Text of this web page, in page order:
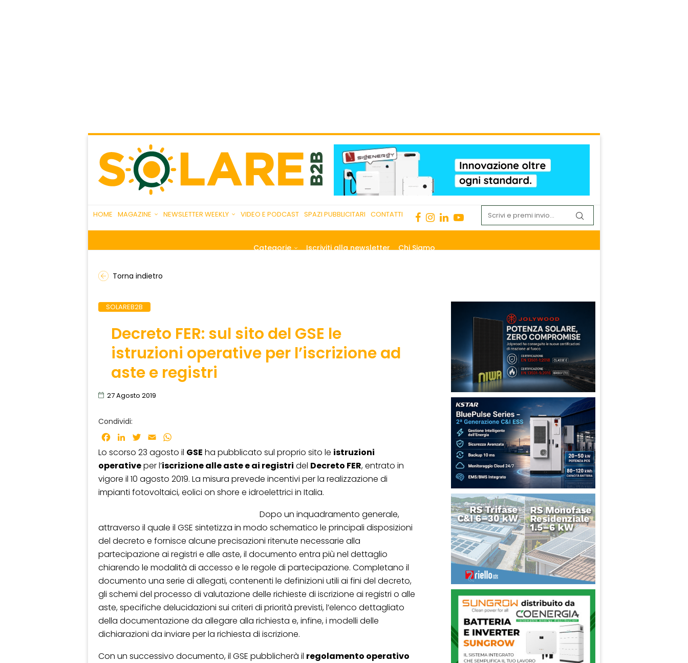
HOME MAGAZINE NEWSLETTER WEEKLY VIDEO E PODCAST SPAZI PUBBLICITARI CONTATTI
Categorie Iscriviti alla newsletter Chi Siamo
Torna indietro
SOLAREB2B
Decreto FER: sul sito del GSE le
istruzioni operative per l’iscrizione ad
aste e registri
27 Agosto 2019
Condividi:
Facebook
LinkedInTwitter
Email
Lo scorso 23 agosto il GSE ha pubblicato sul proprio sito le istruzioni
operativeper l’iscrizione alle aste e ai registri del Decreto FER, entrato in
vigore il 10 agosto 2019. La misura prevede incentivi per la realizzazione di
impianti fotovoltaici, eolici on shore e idroelettrici in Italia.
Dopo un inquadramento generale,
attraverso il quale il GSE sintetizza in modo schematico le principali disposizioni
del decreto e fornisce alcune precisazioni ritenute necessarie alla
partecipazione ai registri e alle aste, il documento entra più nel dettaglio
chiarendo le modalità di accesso e le regole di partecipazione. Completano il
documento una serie di allegati, contenenti le definizioni utili ai fini del decreto,
gli schemi del processo di valutazione delle richieste di iscrizione ai registri o alle
aste, specifiche delucidazioni sui criteri di priorità previsti, l’elenco dettagliato
della documentazione da allegare alla richiesta e, infine, i modelli delle
dichiarazioni da inviare per la richiesta di iscrizione.
Con un successivo documento, il GSE pubblicherà il regolamento operativo